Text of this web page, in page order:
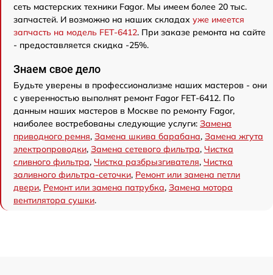
сеть мастерских техники Fagor. Мы имеем более 20 тыс.
запчастей. И возможно на наших складах уже имеется
запчасть на модель FET-6412. При заказе ремонта на сайте
- предоставляется скидка -25%.
Знаем свое дело
Будьте уверены в профессионализме наших мастеров - они
с уверенностью выполнят ремонт Fagor FET-6412. По
данным наших мастеров в Москве по ремонту Fagor,
наиболее востребованы следующие услуги: Замена
приводного ремня, Замена шкива барабана, Замена жгута
электропроводки, Замена сетевого фильтра, Чистка
сливного фильтра, Чистка разбрызгивателя, Чистка
заливного фильтра-сеточки, Ремонт или замена петли
двери, Ремонт или замена патрубка, Замена мотора
вентилятора сушки.